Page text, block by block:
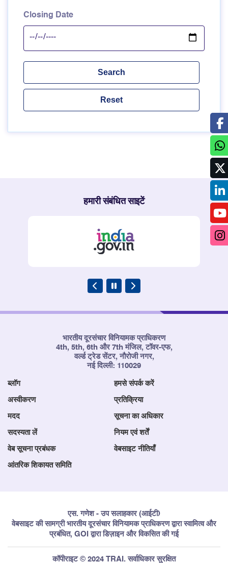
Closing Date
हमारी संबंधित साइटें
भारतीय दूरसंचार विनियामक प्राधिकरण
4th, 5th, 6th और 7th मंजिल, टॉवर-एफ,
वर्ल्ड ट्रेड सेंटर, नौरोजी नगर,
नई दिल्ली: 110029
ब्लॉग हमसे संपर्क करें
अस्वीकरण प्रतिक्रिया
मदद सूचना का अधिकार
सदस्यता लें नियम एवं शर्तें
वेब सूचना प्रबंधक वेबसाइट नीतियाँ
आंतरिक शिकायत समिति
एस. गणेश - उप सलाहकार (आईटी)
वेबसाइट की सामग्री भारतीय दूरसंचार विनियामक प्राधिकरण द्वारा स्वामित्व और
प्रबंधित, GOI द्वारा डिज़ाइन और विकसित की गई
कॉपीराइट © 2024 TRAI. सर्वाधिकार सुरक्षित